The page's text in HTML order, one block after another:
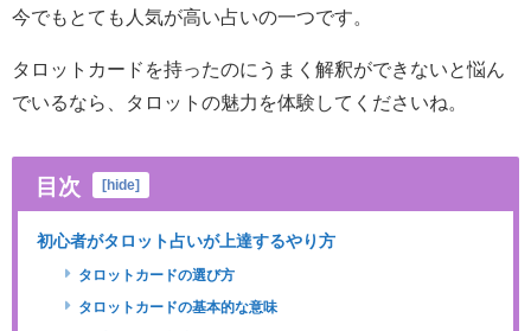
今でもとても人気が高い占いの一つです。
タロットカードを持ったのにうまく解釈ができないと悩ん
でいるなら、タロットの魅力を体験してくださいね。
目次 hide
初心者がタロット占いが上達するやり方
タロットカードの選び方
タロットカードの基本的な意味